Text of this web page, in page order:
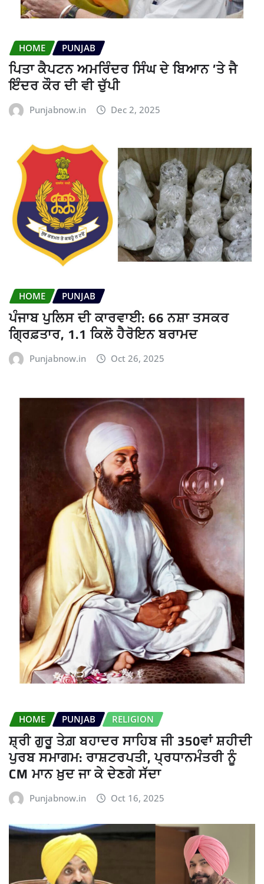
HOME PUNJAB
ਪਿਤਾ ਕੈਪਟਨ ਅਮਰਿੰਦਰ ਸਿੰਘ ਦੇ ਬਿਆਨ ’ਤੇ ਜੈ
ਇੰਦਰ ਕੌਰ ਦੀ ਵੀ ਚੁੱਪੀ
Punjabnow.in Dec 2, 2025
HOME PUNJAB
ਪੰਜਾਬ ਪੁਲਿਸ ਦੀ ਕਾਰਵਾਈ: 66 ਨਸ਼ਾ ਤਸਕਰ
ਗ੍ਰਿਫ਼ਤਾਰ, 1.1 ਕਿਲੋ ਹੈਰੋਇਨ ਬਰਾਮਦ
Punjabnow.in Oct 26, 2025
HOME PUNJAB RELIGION
ਸ਼੍ਰੀ ਗੁਰੂ ਤੇਗ਼ ਬਹਾਦਰ ਸਾਹਿਬ ਜੀ 350ਵਾਂ ਸ਼ਹੀਦੀ
ਪੁਰਬ ਸਮਾਗਮ: ਰਾਸ਼ਟਰਪਤੀ, ਪ੍ਰਧਾਨਮੰਤਰੀ ਨੂੰ
CM ਮਾਨ ਖ਼ੁਦ ਜਾ ਕੇ ਦੇਣਗੇ ਸੱਦਾ
Punjabnow.in Oct 16, 2025